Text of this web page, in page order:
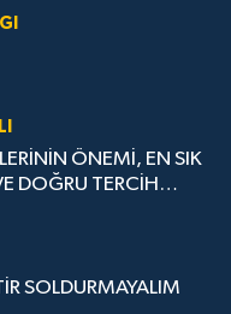
ÖNEMİ, EN SIK
DOĞRU TERCİH
SOLDURMAYALIM